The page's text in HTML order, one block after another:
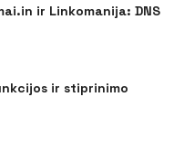
ir Linkomanija: DNS
ir stiprinimo